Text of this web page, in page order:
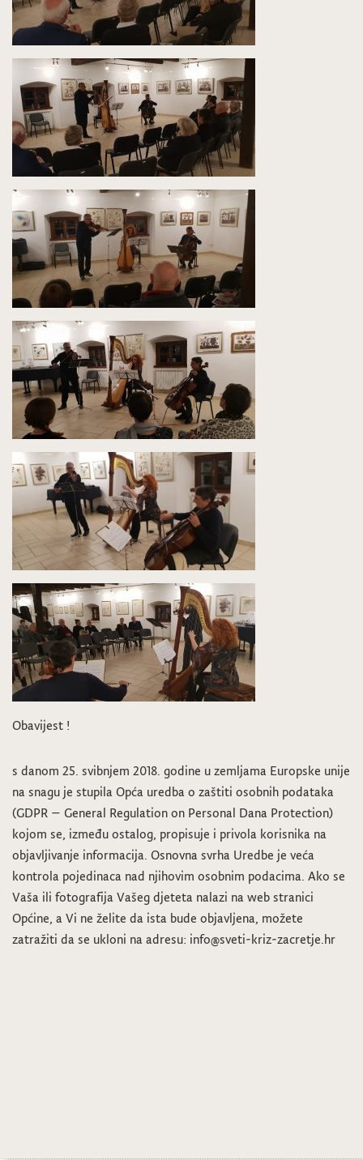
Obavijest !
s danom 25. svibnjem 2018. godine u zemljama Europske unije
na snagu je stupila Opća uredba o zaštiti osobnih podataka
(GDPR – General Regulation on Personal Dana Protection)
kojom se, između ostalog, propisuje i privola korisnika na
objavljivanje informacija. Osnovna svrha Uredbe je veća
kontrola pojedinaca nad njihovim osobnim podacima. Ako se
Vaša ili fotografija Vašeg djeteta nalazi na web stranici
Općine, a Vi ne želite da ista bude objavljena, možete
zatražiti da se ukloni na adresu: info@sveti-kriz-zacretje.hr